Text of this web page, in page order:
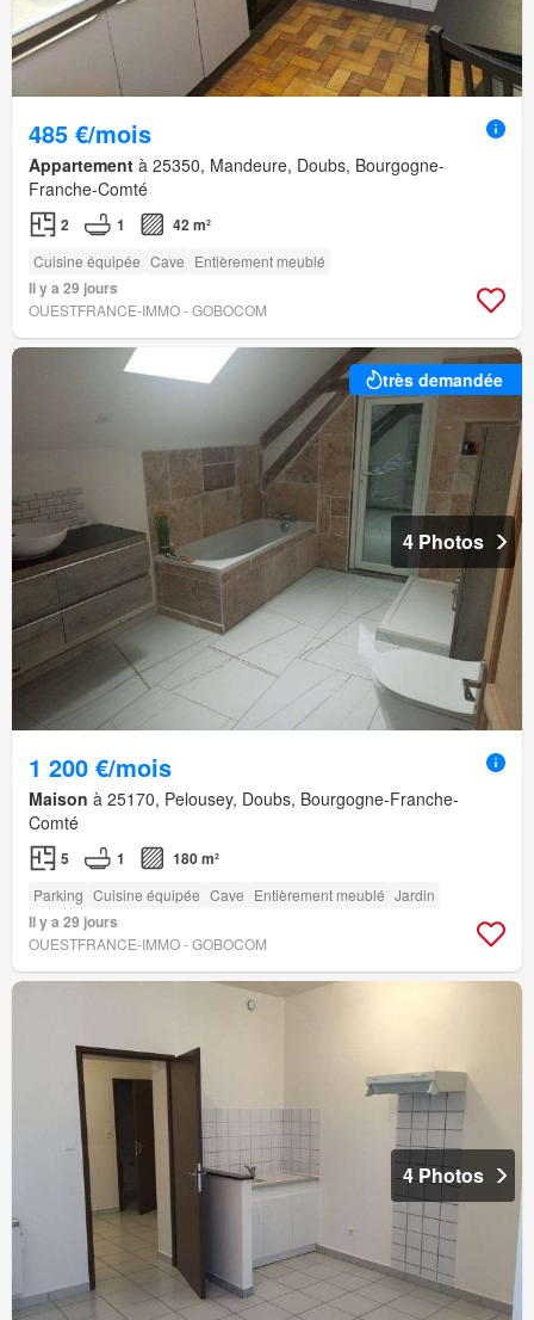
485 €/mois
Appartement à 25350, Mandeure, Doubs, Bourgogne-
Franche-Comté
2 1 42 m²
Cuisine équipée Cave Entièrement meublé
Il y a 29 jours
OUESTFRANCE-IMMO - GOBOCOM
très demandée
4 Photos
1 200 €/mois
Maison à 25170, Pelousey, Doubs, Bourgogne-Franche-
Comté
5 1 180 m²
Parking Cuisine équipée Cave Entièrement meublé Jardin
Il y a 29 jours
OUESTFRANCE-IMMO - GOBOCOM
4 Photos